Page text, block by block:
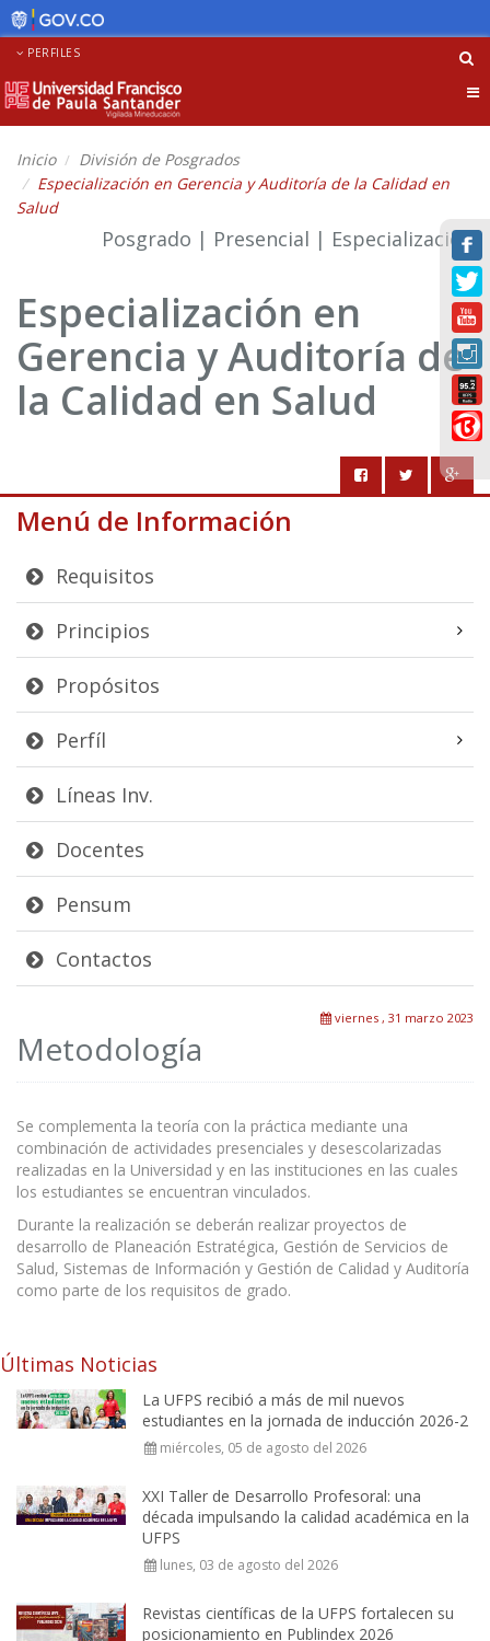
PERFILES
Inicio
División de Posgrados
Especialización en Gerencia y Auditoría de la Calidad en
Salud
Posgrado | Presencial | Especialización
Especialización en
Gerencia y Auditoría de
la Calidad en Salud
Menú de Información
Requisitos
Principios
Propósitos
Perfíl
Líneas Inv.
Docentes
Pensum
Contactos
viernes , 31 marzo 2023
Metodología
Se complementa la teoría con la práctica mediante una
combinación de actividades presenciales y desescolarizadas
realizadas en la Universidad y en las instituciones en las cuales
los estudiantes se encuentran vinculados.
Durante la realización se deberán realizar proyectos de
desarrollo de Planeación Estratégica, Gestión de Servicios de
Salud, Sistemas de Información y Gestión de Calidad y Auditoría
como parte de los requisitos de grado.
Últimas Noticias
La UFPS recibió a más de mil nuevos
estudiantes en la jornada de inducción 2026-2
miércoles, 05 de agosto del 2026
XXI Taller de Desarrollo Profesoral: una
década impulsando la calidad académica en la
UFPS
lunes, 03 de agosto del 2026
Revistas científicas de la UFPS fortalecen su
posicionamiento en Publindex 2026